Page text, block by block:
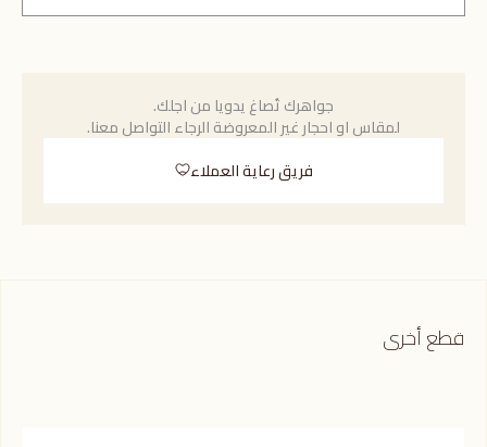
جواهرك تُصاغ يدويا من اجلك.
لمقاس او احجار غير المعروضة الرجاء التواصل معنا.
فريق رعاية العملاء
قطع أخرى